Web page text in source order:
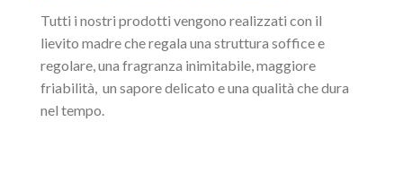
Tutti i nostri prodotti vengono realizzati con il
lievito madre che regala una struttura soffice e
regolare, una fragranza inimitabile, maggiore
friabilità, un sapore delicato e una qualità che dura
nel tempo.